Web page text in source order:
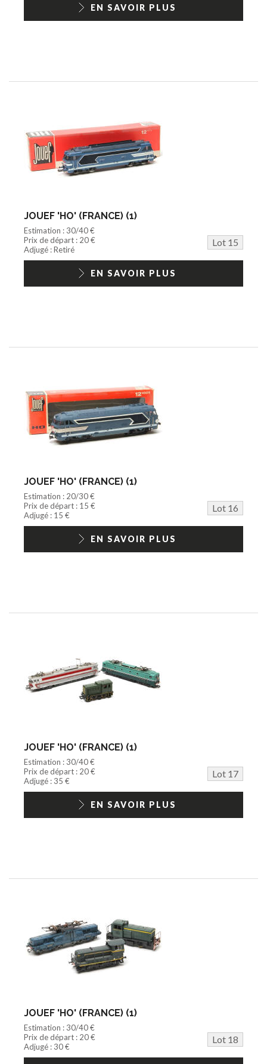
EN SAVOIR PLUS
JOUEF 'HO' (FRANCE) (1)
Estimation : 30/40 €
Prix de départ : 20 €
Lot 15
Adjugé : Retiré
EN SAVOIR PLUS
JOUEF 'HO' (FRANCE) (1)
Estimation : 20/30 €
Prix de départ : 15 €
Lot 16
Adjugé : 15 €
EN SAVOIR PLUS
JOUEF 'HO' (FRANCE) (1)
Estimation : 30/40 €
Prix de départ : 20 €
Lot 17
Adjugé : 35 €
EN SAVOIR PLUS
JOUEF 'HO' (FRANCE) (1)
Estimation : 30/40 €
Prix de départ : 20 €
Lot 18
Adjugé : 30 €